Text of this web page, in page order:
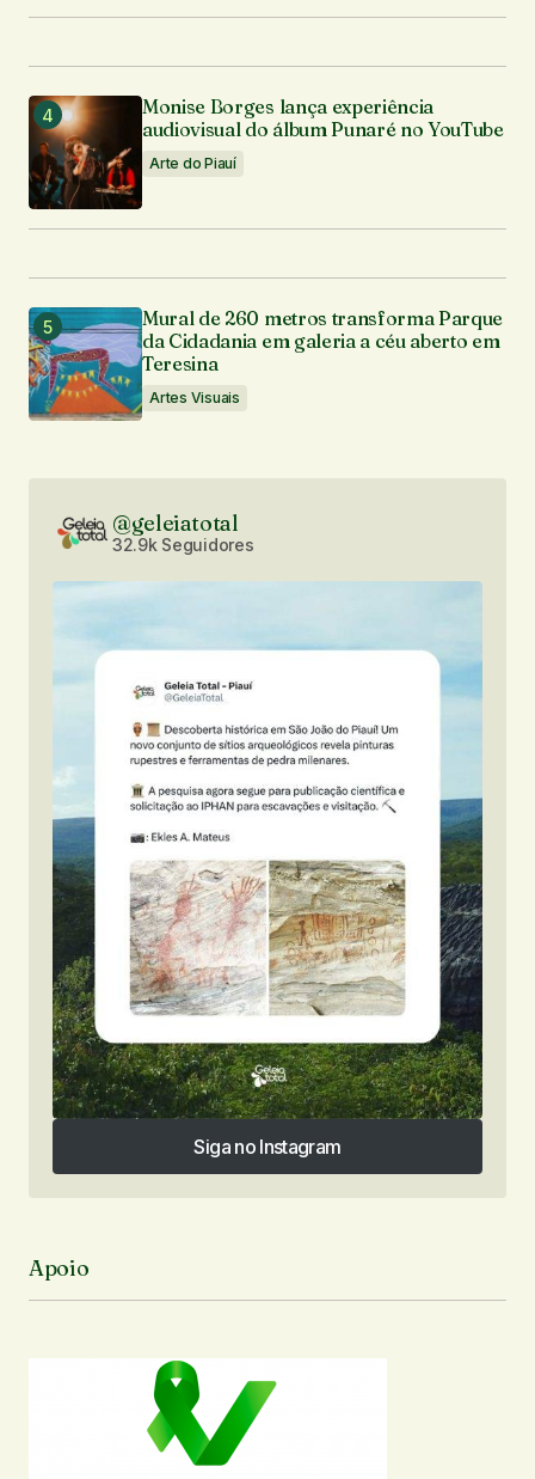
Monise Borges lança experiência
audiovisual do álbum Punaré no YouTube
Arte do Piauí
Mural de 260 metros transforma Parque
da Cidadania em galeria a céu aberto em
Teresina
Artes Visuais
@geleiatotal
32.9k Seguidores
Siga no Instagram
Siga no Instagram
Apoio